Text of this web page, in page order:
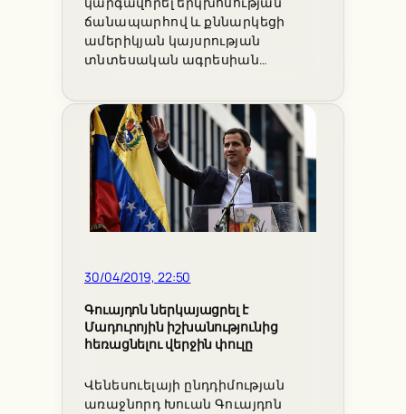
ճանապարհով և քննարկեցի
ամերիկյան կայսրության
տնտեսական ագրեսիան…
30/04/2019, 22:50
Գուայդոն ներկայացրել է
Մադուրոյին իշխանությունից
հեռացնելու վերջին փուլը
Վենեսուելայի ընդդիմության
առաջնորդ Խուան Գուայդոն